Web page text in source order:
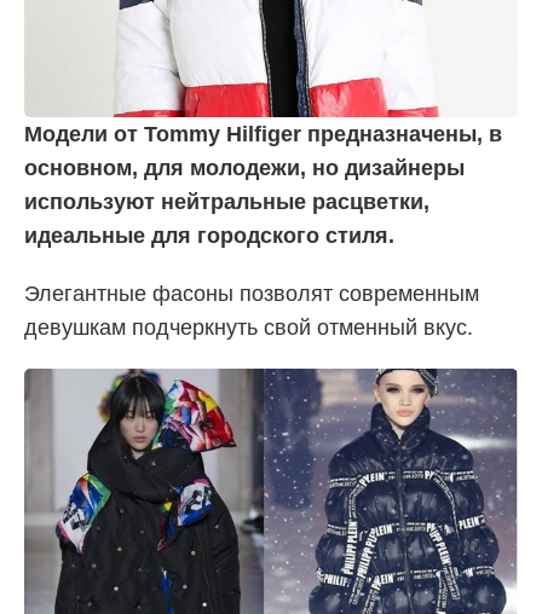
Модели от Tommy Hilfiger предназначены, в
основном, для молодежи, но дизайнеры
используют нейтральные расцветки,
идеальные для городского стиля.
Элегантные фасоны позволят современным
девушкам подчеркнуть свой отменный вкус.